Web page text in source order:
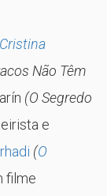
Não Têm
(O Segredo
e
(O
filme